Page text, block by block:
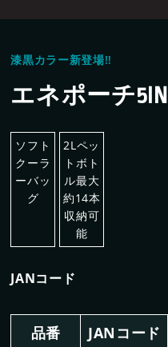
漆黒カラー新登場‼
エネポーチ5IN
ソフト
クーラ
ーバッ
グ
2Lペッ
トボト
ル最大
約14本
収納可
能
JANコード
品番 JANコード
企業情報
事業案内
製品情報